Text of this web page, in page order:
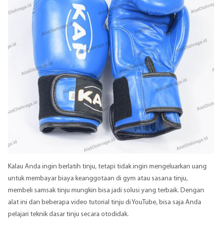
Kalau Anda ingin berlatih tinju, tetapi tidak ingin mengeluarkan uang
untuk membayar biaya keanggotaan di gym atau sasana tinju,
membeli samsak tinju mungkin bisa jadi solusi yang terbaik. Dengan
alat ini dan beberapa video tutorial tinju di YouTube, bisa saja Anda
pelajari teknik dasar tinju secara otodidak.